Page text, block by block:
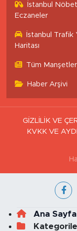
İstanbul
Eczaneler
İstanbul Trafik
Haritası
Tüm Manşetler
Haber Arşivi
GİZLİLİK VE
KVKK VE
Ana Sayfa